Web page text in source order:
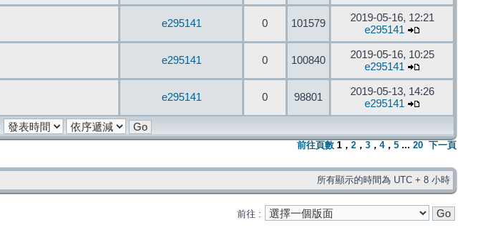
e295141 0 101579
2019-05-16, 12:21
e295141
e295141 0 100840
2019-05-16, 10:25
e295141
e295141 0 98801
2019-05-13, 14:26
e295141
前往頁數 1 ， 2 ， 3 ， 4， 5 ... 20 下一頁
所有顯示的時間為 UTC + 8 小時
前往 :